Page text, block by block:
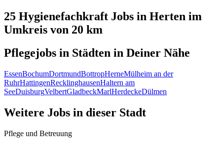
25 Hygienefachkraft Jobs in Herten im
Umkreis von 20 km
Pflegejobs in Städten in Deiner Nähe
EssenBochumDortmundBottropHerneMülheim an der
RuhrHattingenRecklinghausenHaltern am
SeeDuisburgVelbertGladbeckMarlHerdeckeDülmen
Weitere Jobs in dieser Stadt
Pflege und Betreuung